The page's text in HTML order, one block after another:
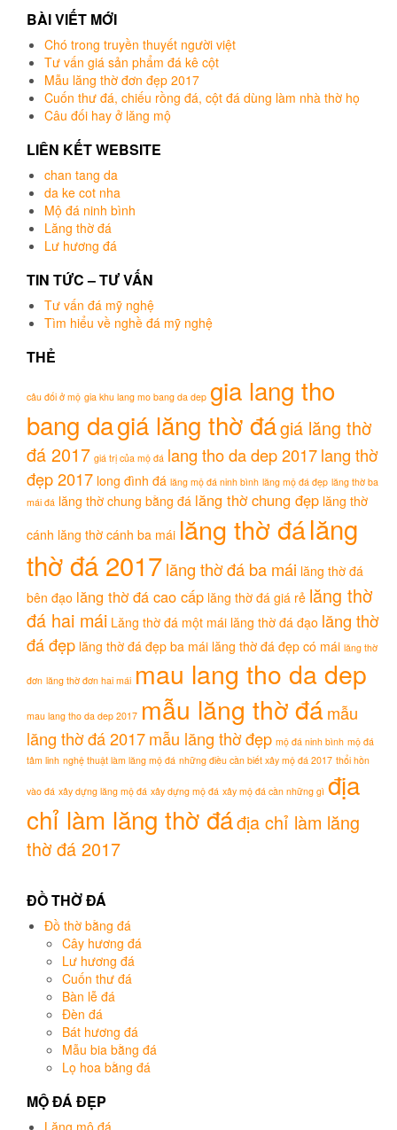
BÀI VIẾT MỚI
Chó trong truyền thuyết người việt
Tư vấn giá sản phẩm đá kê cột
Mẫu lăng thờ đơn đẹp 2017
Cuốn thư đá, chiếu rồng đá, cột đá dùng làm nhà thờ họ
Câu đối hay ở lăng mộ
LIÊN KẾT WEBSITE
chan tang da
da ke cot nha
Mộ đá ninh bình
Lăng thờ đá
Lư hương đá
TIN TỨC – TƯ VẤN
Tư vấn đá mỹ nghệ
Tìm hiểu về nghề đá mỹ nghệ
THẺ
câu đối ở mộ gia khu lang mo bang da dep gia lang tho
bang dagiá lăng thờ đágiá lăng thờ
đá 2017 giá trị của mộ đá lang tho da dep 2017lang thờ
đẹp 2017 long đình đá lăng mộ đá ninh bình lăng mộ đá đẹp lăng thờ ba
mái đá lăng thờ chung bằng đá lăng thờ chung đẹp lăng thờ
cánh lăng thờ cánh ba mái lăng thờ đálăng
thờ đá 2017lăng thờ đá ba mái lăng thờ đá
bên đạo lăng thờ đá cao cấp lăng thờ đá giá rẻ lăng thờ
đá hai mái Lăng thờ đá một mái lăng thờ đá đạo lăng thờ
đá đẹp lăng thờ đá đẹp ba mái lăng thờ đá đẹp có mái lăng thờ
đơn lăng thờ đơn hai mái mau lang tho da dep
mau lang tho da dep 2017 mẫu lăng thờ đámẫu
lăng thờ đá 2017mẫu lăng thờ đẹp mộ đá ninh bình mộ đá
tâm linh nghệ thuật làm lăng mộ đá những điều cần biết xây mộ đá 2017 thổi hồn
vào đá xây dựng lăng mộ đá xây dựng mộ đá xây mộ đá cần những gì địa
chỉ làm lăng thờ đáđịa chỉ làm lăng
thờ đá 2017
ĐỒ THỜ ĐÁ
Đồ thờ bằng đá
Cây hương đá
Lư hương đá
Cuốn thư đá
Bàn lễ đá
Đèn đá
Bát hương đá
Mẫu bia bằng đá
Lọ hoa bằng đá
MỘ ĐÁ ĐẸP